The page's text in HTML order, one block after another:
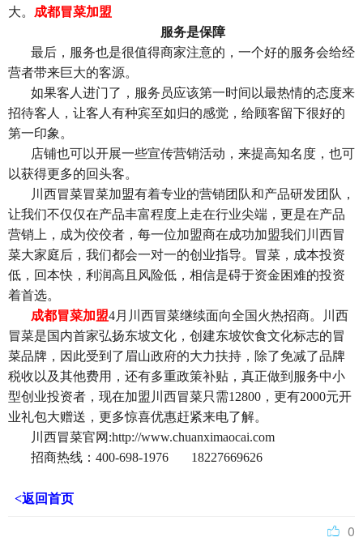
大。 成都冒菜加盟
服务是保障
最后，服务也是很值得商家注意的，一个好的服务会给经
营者带来巨大的客源。
如果客人进门了，服务员应该第一时间以最热情的态度来
招待客人，让客人有种宾至如归的感觉，给顾客留下很好的
第一印象。
店铺也可以开展一些宣传营销活动，来提高知名度，也可
以获得更多的回头客。
川西冒菜冒菜加盟有着专业的营销团队和产品研发团队，
让我们不仅仅在产品丰富程度上走在行业尖端，更是在产品
营销上，成为佼佼者，每一位加盟商在成功加盟我们川西冒
菜大家庭后，我们都会一对一的创业指导。冒菜，成本投资
低，回本快，利润高且风险低，相信是碍于资金困难的投资
着首选。
成都冒菜加盟4月川西冒菜继续面向全国火热招商。川西
冒菜是国内首家弘扬东坡文化，创建东坡饮食文化标志的冒
菜品牌，因此受到了眉山政府的大力扶持，除了免减了品牌
税收以及其他费用，还有多重政策补贴，真正做到服务中小
型创业投资者，现在加盟川西冒菜只需12800，更有2000元开
业礼包大赠送，更多惊喜优惠赶紧来电了解。
川西冒菜官网:http://www.chuanximaocai.com
招商热线：400-698-1976 18227669626
<返回首页
0